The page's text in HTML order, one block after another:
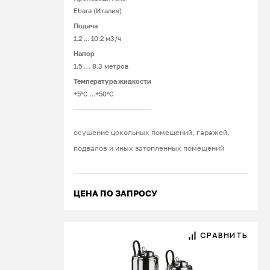
Ebara (Италия)
Подача
1.2 ... 10.2 м3/ч
Напор
1.5 … 8.3 метров
Температура жидкости
+5°С ...+50°С
осушение цокольных помещений, гаражей,
подвалов и иных затопленных помещений
ЦЕНА ПО ЗАПРОСУ
СРАВНИТЬ